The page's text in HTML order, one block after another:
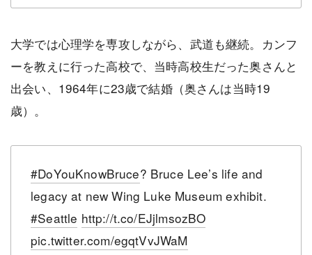
大学では心理学を専攻しながら、武道も継続。カンフ
ーを教えに行った高校で、当時高校生だった奥さんと
出会い、1964年に23歳で結婚（奥さんは当時19
歳）。
#DoYouKnowBruce? Bruce Lee’s life and
legacy at new Wing Luke Museum exhibit.
#Seattle http://t.co/EJjlmsozBO
pic.twitter.com/egqtVvJWaM